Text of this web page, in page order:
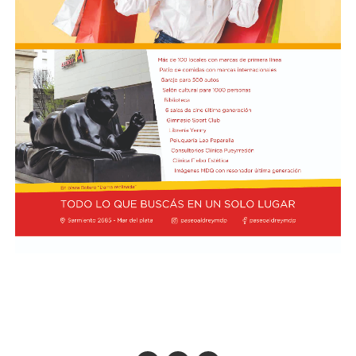
Luego se refirió al viaje que hizo Georgieva a Vaca
Muerta junto al ministro Luis Caputo y al CEO y
presidente de YPF, Horacio Marin. "Le quiero recordar a
la directora del FMI que ese petróleo que fue a ver es del
pueblo argentino, es nuestro petróleo, es argentino",
dijo y agregó: "Tendría que usarse para el desarrollo
nacional, para la industria nacional, para que lo puedan
comprar y adquirir a un precio posible de los costos
nacionales".
Además, el gobernador se refirió a la importancia del
yacimiento patagónico y recordó también que el